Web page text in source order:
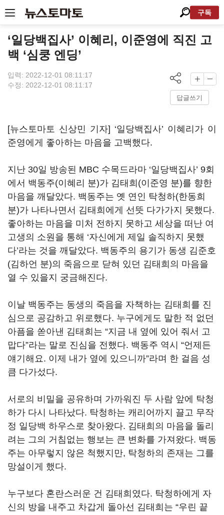
구독
‘일당백집사’ 이혜리, 이준영에 직진 고
백 ‘심쿵 엔딩’
입력: 2022-12-01 08:11:17
수정: 2022-12-01 08:11:17
답글쓰기
[뉴스토마토 신상민 기자] ‘일당백집사’ 이혜리가 이
준영에게 좋아하는 마음을 고백했다.
지난 30일 방송된 MBC 수목드라마 ‘일당백집사’ 9회
에서 백동주(이혜리 분)가 김태희 (이준영 분)를 향한
마음을 깨달았다. 백동주는 옛 연인 탁청하(한동희
분)가 나타나면서 김태희에게 선뜻 다가가지 못했다.
좋아하는 마음을 미처 전하지 못하고 세상을 떠난 여
고생의 소원을 통해 ‘자신에게 제일 솔직하지 못했
다’라는 것을 깨달았다. 백동주의 용기가 동생 김준호
(김하언 분)의 죽음으로 닫혀 있던 김태희의 마음을
열 수 있을지 궁금해진다.
이날 백동주는 동생의 죽음을 자책하는 김태희를 진
심으로 공감하고 위로했다. 누구에게도 말한 적 없던
아픔을 쏟아낸 김태희는 “지금 내 옆에 있어 줘서 고
맙다”라는 말로 진심을 전했다. 백동주 역시 “언제든
얘기해요. 이제 내가 옆에 있으니까”라며 한 걸음 성
큼 다가섰다.
서로의 비밀을 공유하며 가까워진 두 사람 앞에 탁청
하가 다시 나타났다. 탁청하는 캐리어까지 끌고 무작
정 일당백 하우스로 찾아왔다. 김태희의 마음을 돌리
려는 그의 거침없는 행보는 큰 변화를 가져왔다. 백동
주는 아무렇지 않은 척했지만, 탁청하의 존재는 그를
망설이게 했다.
누구보다 혼란스러운 건 김태희였다. 탁청하에게 자
신의 방을 내주고 차갑게 돌아선 김태희는 “우린 끝